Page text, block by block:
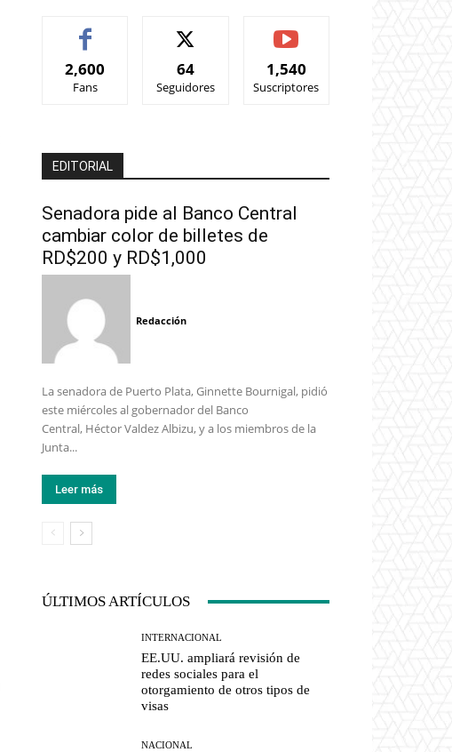
2,600
Fans
64
Seguidores
1,540
Suscriptores
EDITORIAL
Senadora pide al Banco Central
cambiar color de billetes de
RD$200 y RD$1,000
Redacción
La senadora de Puerto Plata, Ginnette Bournigal, pidió
este miércoles al gobernador del Banco
Central, Héctor Valdez Albizu, y a los miembros de la
Junta...
Leer más
ÚLTIMOS ARTÍCULOS
INTERNACIONAL
EE.UU. ampliará revisión de
redes sociales para el
otorgamiento de otros tipos de
visas
NACIONAL